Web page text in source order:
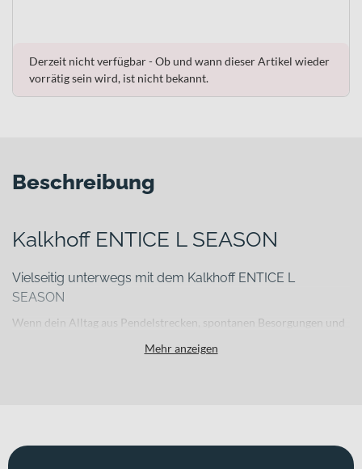
Derzeit nicht verfügbar - Ob und wann dieser Artikel wieder
vorrätig sein wird, ist nicht bekannt.
Beschreibung
Kalkhoff ENTICE L SEASON
Vielseitig unterwegs mit dem Kalkhoff ENTICE L
SEASON
Wenn dein Alltag aus Pendelstrecken, spontanen Besorgungen und
souverän mitmacht. Das Kalkhoff ENTICE L SEASON verbindet
Mehr anzeigen